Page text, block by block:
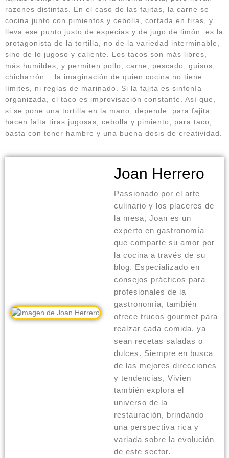
razones distintas. En el caso de las fajitas, la carne se
cocina junto con pimientos y cebolla, cortada en tiras, y
lleva ese punto justo de especias y de jugo de limón: es la
protagonista de la tortilla, no de la variedad interminable,
sino de lo jugoso y caliente. Los tacos son más libres,
más humildes, y permiten pollo, carne, pescado, guisos,
chicharrón… la imaginación de quien cocina no tiene
límites, ni reglas de marinado. Si la fajita es sinfonía
organizada, el taco es improvisación constante. Así que,
si se pone una tortilla en la mano, depende: para fajita
hacen falta tiras jugosas, cebolla y pimiento; para taco,
basta con tener hambre y una buena dosis de creatividad.
Joan Herrero
Passionado por el arte
culinario y los placeres de
la mesa, Joan es un
experto en gastronomía
que comparte su amor por
la cocina a través de su
blog. Especializado en
consejos prácticos para
profesionales de la
gastronomía, también
ofrece trucos gourmet para
realzar cada comida, ya
sean recetas saladas o
dulces. Siempre en busca
de las mejores direcciones
y tendencias, Vivien
también explora el
universo de la
restauración, brindando
una perspectiva rica y
variada sobre la evolución
de este sector.